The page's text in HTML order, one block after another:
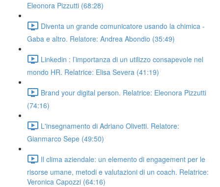
Eleonora Pizzutti (68:28)
Diventa un grande comunicatore usando la chimica -
Gaba e altro. Relatore: Andrea Abondio (35:49)
Linkedin : l’importanza di un utilizzo consapevole nel
mondo HR. Relatrice: Elisa Severa (41:19)
Brand your digital person. Relatrice: Eleonora Pizzutti
(74:16)
L'insegnamento di Adriano Olivetti. Relatore:
Gianmarco Sepe (49:50)
Il clima aziendale: un elemento di engagement per le
risorse umane, metodi e valutazioni di un coach. Relatrice:
Veronica Capozzi (64:16)